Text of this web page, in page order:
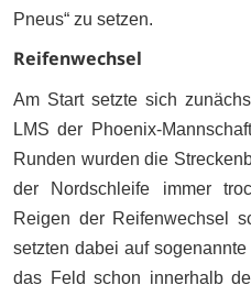
Pneus“ zu setzen.
Reifenwechsel
Am Start setzte sich
LMS der Phoenix-
Runden wurden die
der Nordschleife immer
Reigen der Reifenwechsel
setzten dabei auf
das Feld schon innerhalb